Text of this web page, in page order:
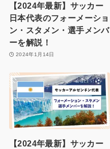
【2024年最新】サッカー
日本代表のフォーメーショ
ン・スタメン・選手メンバ
ーを解説！
2024年1月14日
【2024年最新】サッカー